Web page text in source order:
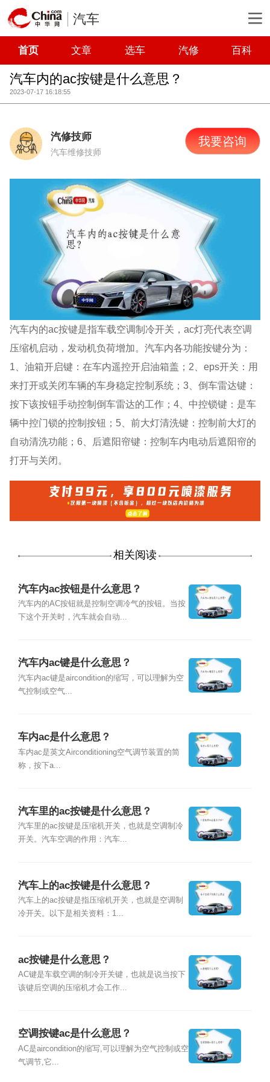
汽车
首页 文章 选车 汽修 百科
汽车内的ac按键是什么意思？
2023-07-17 16:18:55
汽修技师
汽车维修技师
我要咨询
汽车内的ac按键是指车载空调制冷开关，ac灯亮代表空调
压缩机启动，发动机负荷增加。汽车内各功能按键分为：
1、油箱开启键：在车内遥控开启油箱盖；2、eps开关：用
来打开或关闭车辆的车身稳定控制系统；3、倒车雷达键：
按下该按钮手动控制倒车雷达的工作；4、中控锁键：是车
辆中控门锁的控制按钮；5、前大灯清洗键：控制前大灯的
自动清洗功能；6、后遮阳帘键：控制车内电动后遮阳帘的
打开与关闭。
相关阅读
汽车内ac按钮是什么意思？
汽车内的AC按钮就是控制空调冷气的按钮。当按
下这个开关时，汽车就会自动...
汽车内ac键是什么意思？
汽车内ac键是aircondition的缩写，可以理解为空
气控制或空气...
车内ac是什么意思？
车内ac是英文Airconditioning空气调节装置的简
称，按下a...
汽车里的ac按键是什么意思？
汽车里的ac按键是压缩机开关，也就是空调制冷
开关。汽车空调的作用：汽车...
汽车上的ac按键是什么意思？
汽车上的ac按键是指压缩机开关，也就是空调制
冷开关。以下是相关资料：1...
ac按键是什么意思？
AC键是车载空调的制冷开关键，也就是说当按下
该键后空调的压缩机才会工作...
空调按键ac是什么意思？
AC是aircondition的缩写,可以理解为空气控制或空
气调节,它...